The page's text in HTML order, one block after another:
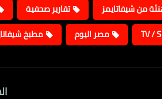
من شيفاتايمز
تقارير صحفية
مصر اليوم مطبخ